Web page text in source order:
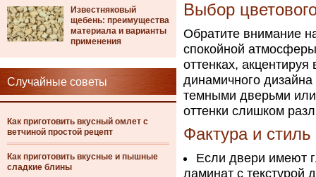
Известняковый
щебень: преимущества
материала и варианты
применения
Случайные советы
Как приготовить вкусный омлет с
ветчиной простой рецепт
Как приготовить вкусные и пышные
сладкие блины
Выбор
Обратите внимание
спокойной
оттенках,
динамичного
темными дверьми или
оттенки слишком
Фактура и стиль
Если двери имеют
ламинат с текстурой